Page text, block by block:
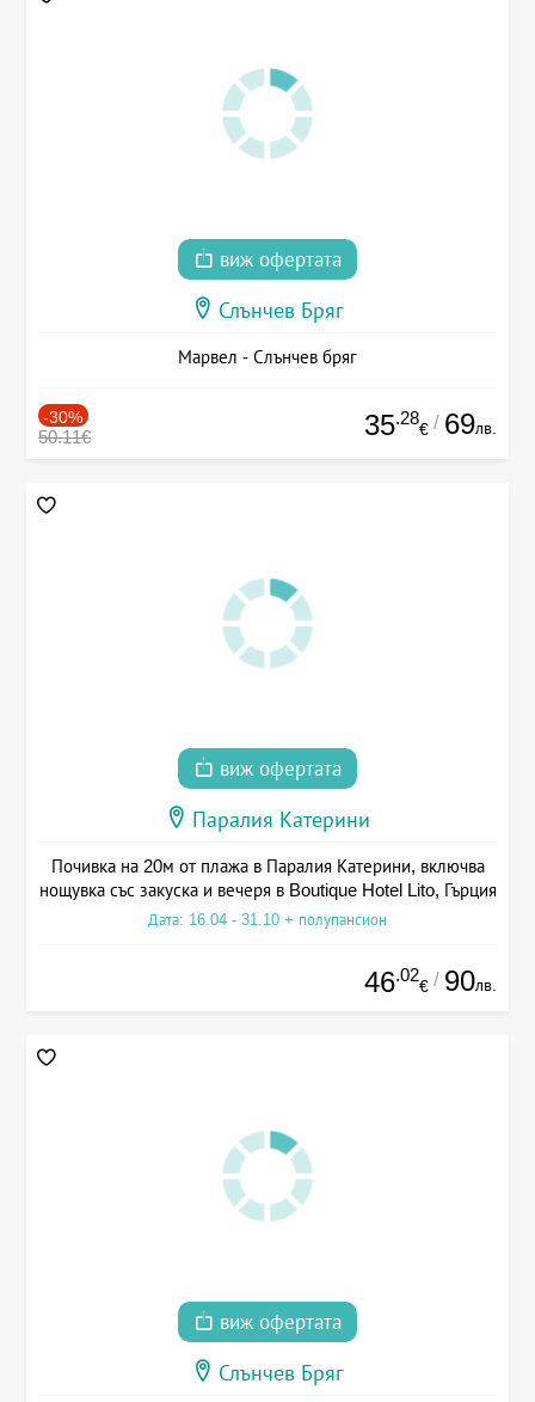
виж офертата
Слънчев Бряг
Марвел - Слънчев бряг
-30%
50.11€ 35.28
€ / 69лв.
виж офертата
Паралия Катерини
Почивка на 20м от плажа в Паралия Катерини, включва
нощувка със закуска и вечеря в Boutique Hotel Lito, Гърция
Дата: 16.04 - 31.10 + полупансион
46.02
€ / 90лв.
виж офертата
Слънчев Бряг